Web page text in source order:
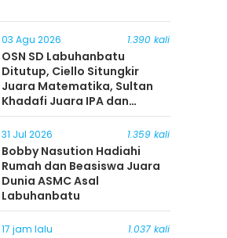
03 Agu 2026 1.390 kali
OSN SD Labuhanbatu
Ditutup, Ciello Situngkir
Juara Matematika, Sultan
Khadafi Juara IPA dan
Timothy Rangkuti Juara IPS
31 Jul 2026 1.359 kali
Bobby Nasution Hadiahi
Rumah dan Beasiswa Juara
Dunia ASMC Asal
Labuhanbatu
17 jam lalu 1.037 kali